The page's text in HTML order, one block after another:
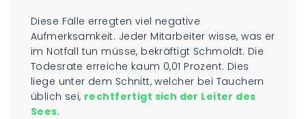
Diese Fälle erregten viel negative
Aufmerksamkeit. Jeder Mitarbeiter wisse, was er
im Notfall tun müsse, bekräftigt Schmoldt. Die
Todesrate erreiche kaum 0,01 Prozent. Dies
liege unter dem Schnitt, welcher bei Tauchern
üblich sei, rechtfertigt sich der Leiter des
Sees.